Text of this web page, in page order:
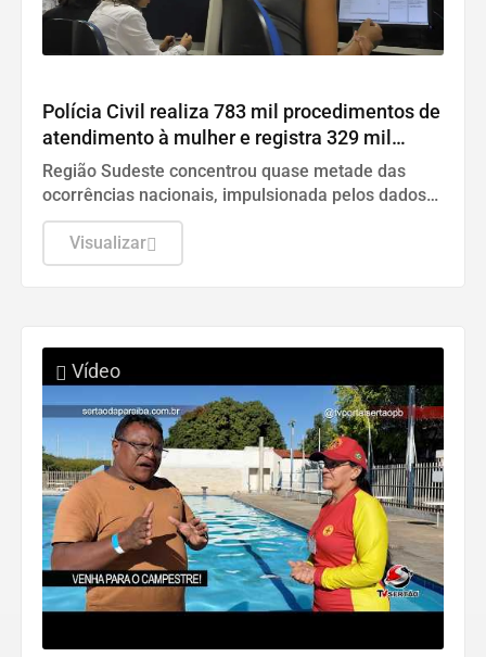
Polícia Civil realiza 783 mil procedimentos de
atendimento à mulher e registra 329 mil
vítimas em 2025
Região Sudeste concentrou quase metade das
ocorrências nacionais, impulsionada pelos dados
do estado de São Paulo.
Visualizar
Vídeo